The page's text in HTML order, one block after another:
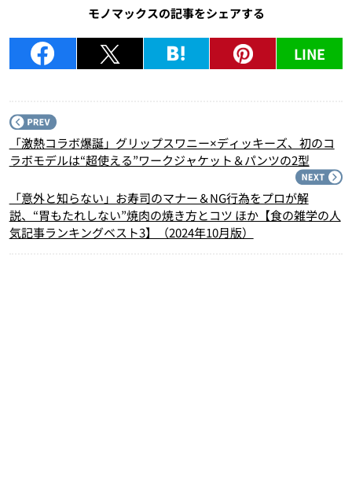
モノマックスの記事をシェアする
LINE
「激熱コラボ爆誕」グリップスワニー×ディッキーズ、初のコ
ラボモデルは“超使える”ワークジャケット＆パンツの2型
「意外と知らない」お寿司のマナー＆NG行為をプロが解
説、“胃もたれしない”焼肉の焼き方とコツ ほか【食の雑学の人
気記事ランキングベスト3】（2024年10月版）